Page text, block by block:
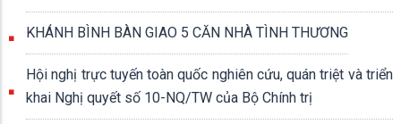
KHÁNH BÌNH BÀN GIAO 5 CĂN NHÀ TÌNH THƯƠNG
Hội nghị trực tuyến toàn quốc nghiên cứu, quán triệt và triển
khai Nghị quyết số 10-NQ/TW của Bộ Chính trị